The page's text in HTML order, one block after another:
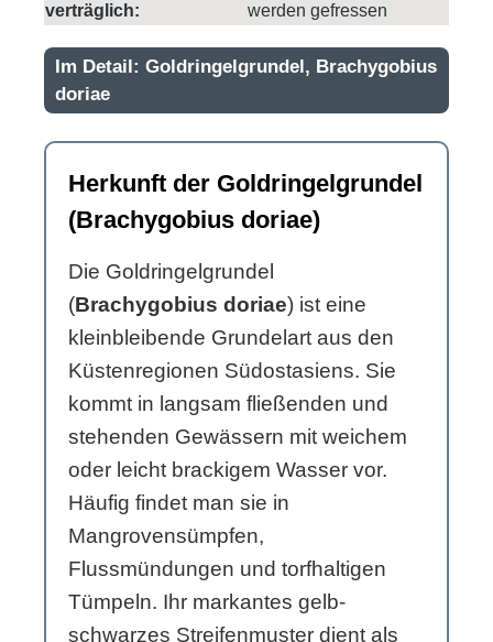
verträglich:
werden gefressen
Im Detail: Goldringelgrundel, Brachygobius
doriae
Herkunft der Goldringelgrundel
(Brachygobius doriae)
Die Goldringelgrundel
(Brachygobius doriae) ist eine
kleinbleibende Grundelart aus den
Küstenregionen Südostasiens. Sie
kommt in langsam fließenden und
stehenden Gewässern mit weichem
oder leicht brackigem Wasser vor.
Häufig findet man sie in
Mangrovensümpfen,
Flussmündungen und torfhaltigen
Tümpeln. Ihr markantes gelb-
schwarzes Streifenmuster dient als